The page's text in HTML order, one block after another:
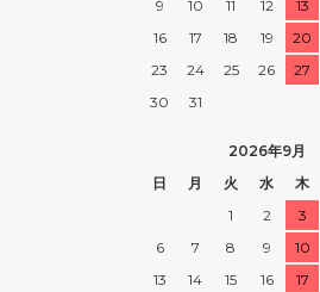
9
10 11 12 13
16
17 18 19 20
23
24 25 26 27
30
31
2026年9月
日
月 火 水 木
1
2 3
6
7 8 9 10
13
14 15 16 17